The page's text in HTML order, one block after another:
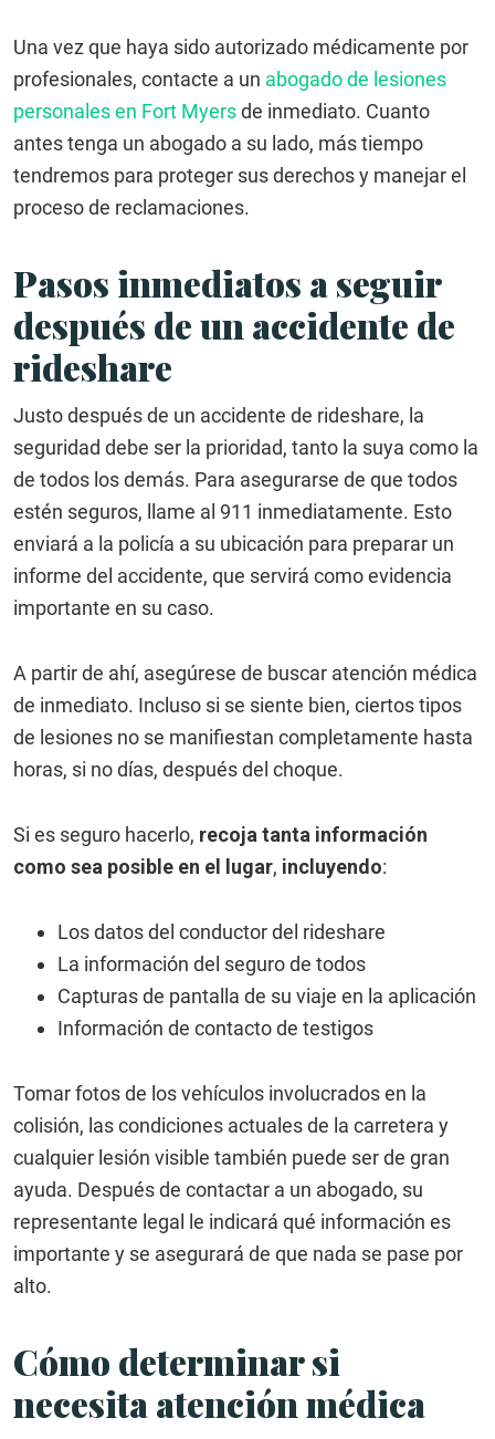
Una vez que haya sido autorizado médicamente por
profesionales, contacte a un abogado de lesiones
personales en Fort Myersde inmediato. Cuanto
antes tenga un abogado a su lado, más tiempo
tendremos para proteger sus derechos y manejar el
proceso de reclamaciones.
Pasos inmediatos a seguir
después de un accidente de
rideshare
Justo después de un accidente de rideshare, la
seguridad debe ser la prioridad, tanto la suya como la
de todos los demás. Para asegurarse de que todos
estén seguros, llame al 911 inmediatamente. Esto
enviará a la policía a su ubicación para preparar un
informe del accidente, que servirá como evidencia
importante en su caso.
A partir de ahí, asegúrese de buscar atención médica
de inmediato. Incluso si se siente bien, ciertos tipos
de lesiones no se manifiestan completamente hasta
horas, si no días, después del choque.
Si es seguro hacerlo, recoja tanta información
como sea posible en el lugar, incluyendo:
Los datos del conductor del rideshare
La información del seguro de todos
Capturas de pantalla de su viaje en la aplicación
Información de contacto de testigos
Tomar fotos de los vehículos involucrados en la
colisión, las condiciones actuales de la carretera y
cualquier lesión visible también puede ser de gran
ayuda. Después de contactar a un abogado, su
representante legal le indicará qué información es
importante y se asegurará de que nada se pase por
alto.
Cómo determinar si
necesita atención médica